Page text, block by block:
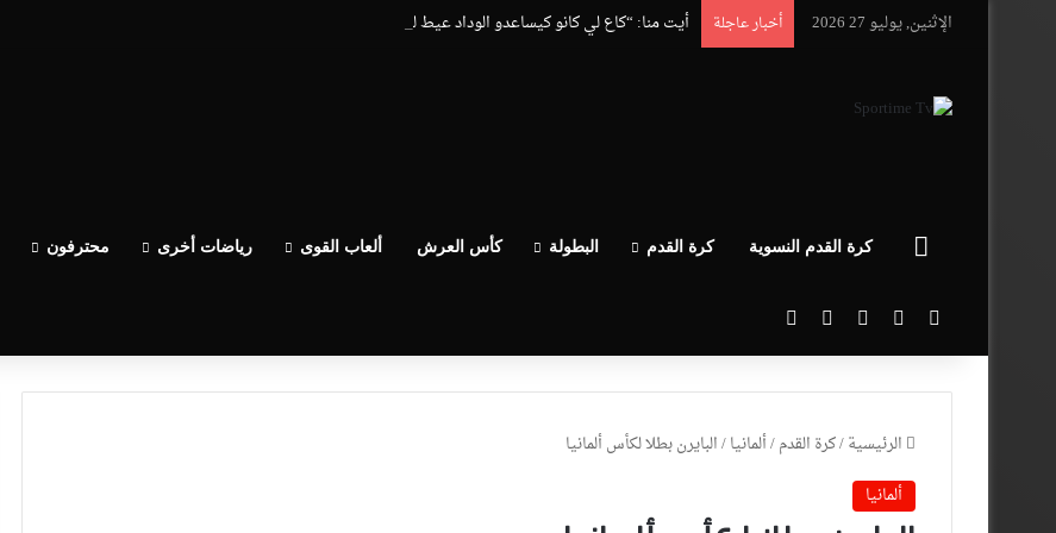
الإثنين, يوليو 27 2026 أخبار عاجلة أيت منا: “كاع لي كانو كيساعدو الوداد عيط ليهم قاضي التحقيق.. دابا حتى شي واحد ما بقا باغي يعاون”
الرئيسيةكرة القدم النسوية كرة القدم البطولة كأس العرش ألعاب القوى رياضات أخرى محترفون
فيسبوك ‫YouTubeانستقرام
الرئيسية/كرة القدم/ألمانيا/البايرن بطلا لكأس ألمانيا
ألمانيا